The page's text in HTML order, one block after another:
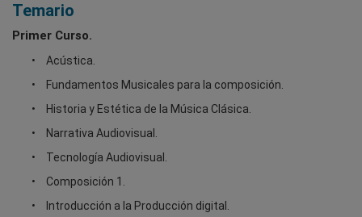
Temario
Primer Curso.
Acústica.
Fundamentos Musicales para la composición.
Historia y Estética de la Música Clásica.
Narrativa Audiovisual.
Tecnología Audiovisual.
Composición 1.
Introducción a la Producción digital.